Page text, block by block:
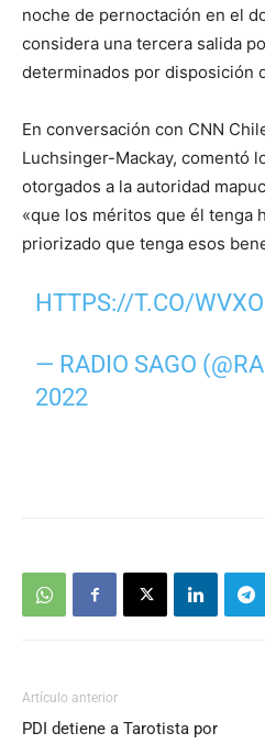
noche de pernoctación en el
considera una tercera salida
determinados por disposición
En conversación con CNN
Luchsinger-Mackay, comentó
otorgados a la autoridad
«que los méritos que él tenga
priorizado que tenga esos
HTTPS://T.CO/
— RADIO SAGO
2022
Artículo anterior
PDI detiene a Tarotista por